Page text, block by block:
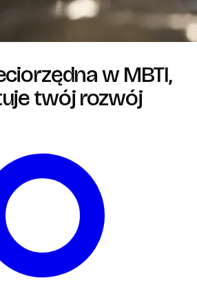
w MBTI,
twój rozwój